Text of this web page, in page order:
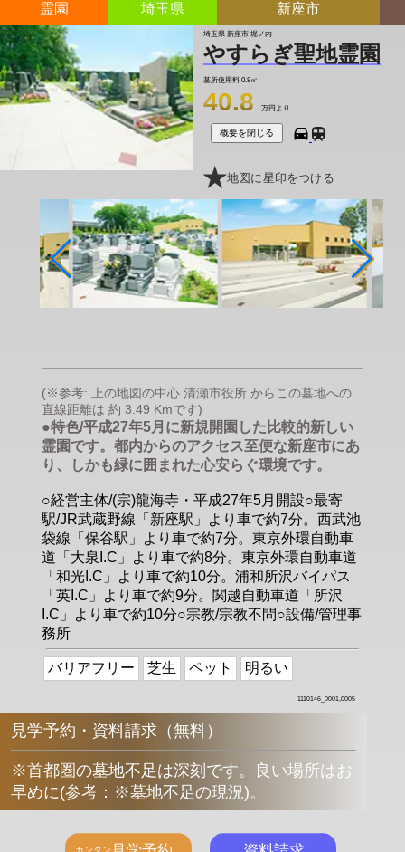
霊園 埼玉県 新座市
埼玉県 新座市 堀ノ内
やすらぎ聖地霊園
墓所使用料 0.8㎡
40.8 万円より
概要を閉じる
地図に星印をつける
(※参考: 上の地図の中心 清瀬市役所 からこの墓地への
直線距離は 約 3.49 Kmです)
●特色/平成27年5月に新規開園した比較的新しい
霊園です。都内からのアクセス至便な新座市にあ
り、しかも緑に囲まれた心安らぐ環境です。
○経営主体/(宗)龍海寺・平成27年5月開設○最寄
駅/JR武蔵野線「新座駅」より車で約7分。西武池
袋線「保谷駅」より車で約7分。東京外環自動車
道「大泉I.C」より車で約8分。東京外環自動車道
「和光I.C」より車で約10分。浦和所沢バイパス
「英I.C」より車で約9分。関越自動車道「所沢
I.C」より車で約10分○宗教/宗教不問○設備/管理事
務所
バリアフリー 芝生 ペット 明るい
1110146_0001,0005
見学予約・資料請求（無料）
※首都圏の墓地不足は深刻です。良い場所はお
早めに(参考：※墓地不足の現況)。